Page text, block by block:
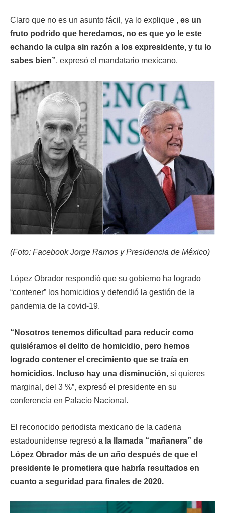
Claro que no es un asunto fácil, ya lo explique , es un
fruto podrido que heredamos, no es que yo le este
echando la culpa sin razón a los expresidente, y tu lo
sabes bien”, expresó el mandatario mexicano.
(Foto: Facebook Jorge Ramos y Presidencia de México)
López Obrador respondió que su gobierno ha logrado
“contener” los homicidios y defendió la gestión de la
pandemia de la covid-19.
“Nosotros tenemos dificultad para reducir como
quisiéramos el delito de homicidio, pero hemos
logrado contener el crecimiento que se traía en
homicidios. Incluso hay una disminución, si quieres
marginal, del 3 %”, expresó el presidente en su
conferencia en Palacio Nacional.
El reconocido periodista mexicano de la cadena
estadounidense regresó a la llamada “mañanera” de
López Obrador más de un año después de que el
presidente le prometiera que habría resultados en
cuanto a seguridad para finales de 2020.